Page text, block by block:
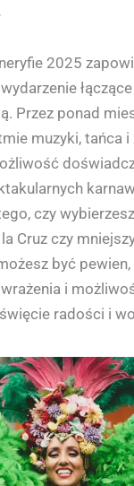
2025
Przez ponad
muzyki, tańca
czy
Cruz czy
być pewien,
i
radości i